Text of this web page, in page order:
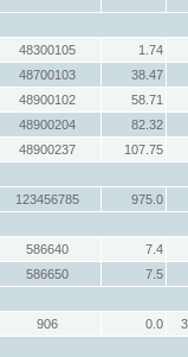
48300105
1.74
48700103
38.47
48900102
58.71
48900204
82.32
48900237
107.75
123456785
975.0
586640
7.4
586650
7.5
906 0.0